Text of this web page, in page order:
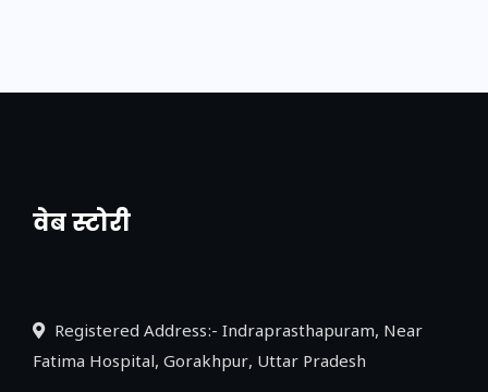
वेब स्टोरी
नया एक्सप्रेसवे: पूर्वांचल का लक, डेवलपमेंट का
Registered Address:- Indraprasthapuram, Near
Fatima Hospital, Gorakhpur, Uttar Pradesh